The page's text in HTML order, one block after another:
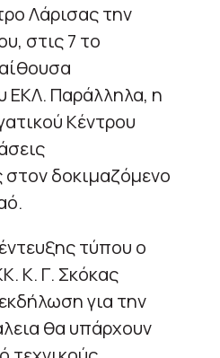
Λάρισας την
στις 7 το
ΕΚΛ. Παράλληλα, η
Κέντρου
δοκιμαζόμενο
τύπου ο
Κ. Γ. Σκόκας
για την
θα υπάρχουν